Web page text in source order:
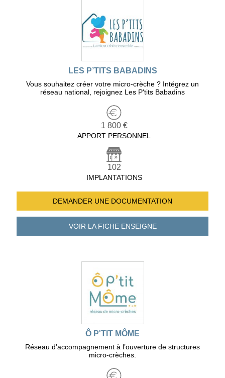
LES P’TITS BABADINS
Vous souhaitez créer votre micro-crèche ? Intégrez un
réseau national, rejoignez Les P'tits Babadins
1 800 €
APPORT PERSONNEL
102
IMPLANTATIONS
DEMANDER UNE DOCUMENTATION
VOIR LA FICHEENSEIGNE
Ô P'TIT MÔME
Réseau d’accompagnement à l’ouverture de structures
micro-crèches.